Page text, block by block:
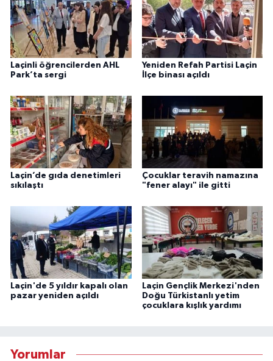
Laçinli öğrencilerden AHL
Park’ta sergi
Yeniden Refah Partisi Laçin
İlçe binası açıldı
Laçin’de gıda denetimleri
sıkılaştı
Çocuklar teravih namazına
"fener alayı" ile gitti
Laçin'de 5 yıldır kapalı olan
pazar yeniden açıldı
Laçin Gençlik Merkezi'nden
Doğu Türkistanlı yetim
çocuklara kışlık yardımı
Yorumlar